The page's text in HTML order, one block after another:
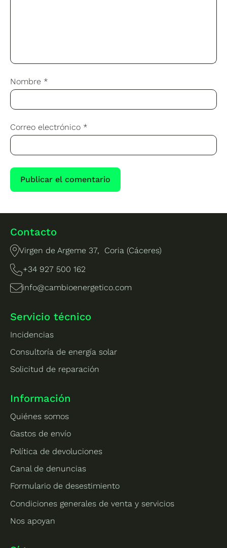
Nombre *
Correo electrónico *
Contacto
Virgen de Argeme 37, Coria (Cáceres)
+34 927 500 162
info@cambioenergetico.com
Servicio técnico
Incidencias
Consultoría de energía solar
Solicitud de reparación
Información
Quiénes somos
Gastos de envío
Política de devoluciones
Canal de denuncias
Formulario de desestimiento
Condiciones generales de venta y servicios
Nos apoyan